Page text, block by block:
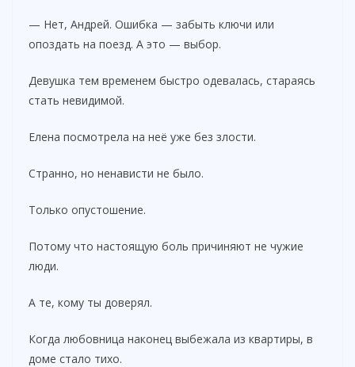
— Нет, Андрей. Ошибка — забыть ключи или
опоздать на поезд. А это — выбор.
Девушка тем временем быстро одевалась, стараясь
стать невидимой.
Елена посмотрела на неё уже без злости.
Странно, но ненависти не было.
Только опустошение.
Потому что настоящую боль причиняют не чужие
люди.
А те, кому ты доверял.
Когда любовница наконец выбежала из квартиры, в
доме стало тихо.